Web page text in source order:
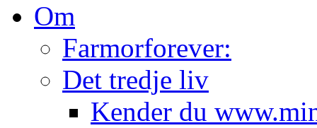
Om
Farmorforever:
Det tredje liv
Kender du